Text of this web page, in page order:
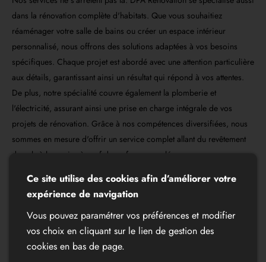
dans la rénovation complète d'habitats. Que vous souhaitiez
réaménager votre salle de bains ou créer un espace intérieur
personnalisé, nous offrons des solutions adaptées à vos besoins
spécifiques. Chaque projet est abordé avec une attention particulière
aux détails, garantissant ainsi un résultat qui répond à vos attentes.
De plus, notre spécialité couvre également la plomberie et
l'électricité, assurant ainsi une prise en charge intégrale de vos
projets de rénovation. Grâce à nos compétences diversifiées, nous
sommes en mesure d'offrir un service complet allant du revêtement
de sols à la remise à neuf de surfaces carrelées.
En collaborant avec DPA Rénovation, vous bénéficiez d'une
approche personnalisée où chaque étape du processus est gérée
avec soin et professionnalisme. Que ce soit pour un simple travail de
peinture ou pour une transformation totale d'espace, nous sommes là
pour concrétiser vos idées tout en respectant vos exigences
budgétaires et temporelles.
Ce site utilise des cookies afin d’améliorer votre
expérience de navigation
Vous pouvez paramétrer vos préférences et modifier
vos choix en cliquant sur le lien de gestion des
cookies en bas de page.